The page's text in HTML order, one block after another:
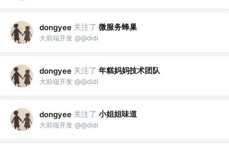
dongyee 关注了 微服务蜂巢
大前端开发 @@didi
dongyee 关注了 年糕妈妈技术团队
大前端开发 @@didi
dongyee 关注了 小姐姐味道
大前端开发 @@didi